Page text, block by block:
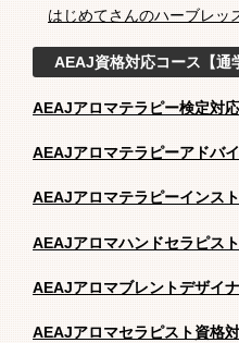
はじめてさんのハーブレッ
AEAJ資格対応コース【通
AEAJアロマテラピー検定対
AEAJアロマテラピーアドバ
AEAJアロマテラピーインス
AEAJアロマハンドセラピス
AEAJアロマブレントデザイ
AEAJアロマセラピスト資格